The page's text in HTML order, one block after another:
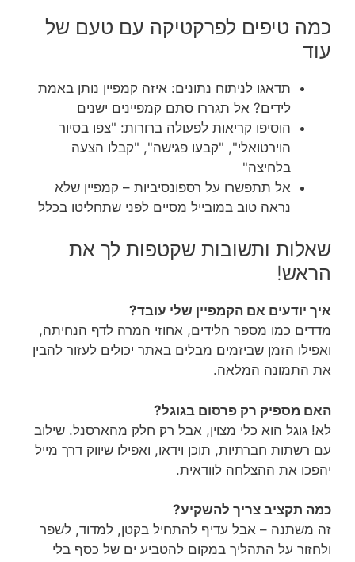
כמה טיפים לפרקטיקה עם טעם של
עוד
תדאגו לניתוח נתונים: איזה קמפיין נותן באמת
לידים? אל תגררו סתם קמפיינים ישנים
הוסיפו קריאות לפעולה ברורות: "צפו בסיור
הוירטואלי", "קבעו פגישה", "קבלו הצעה
בלחיצה"
אל תתפשרו על רספונסיביות – קמפיין שלא
נראה טוב במובייל מסיים לפני שתחליטו בכלל
שאלות ותשובות שקטפות לך את
הראש!
איך יודעים אם הקמפיין שלי עובד?
מדדים כמו מספר הלידים, אחוזי המרה לדף הנחיתה,
ואפילו הזמן שביזמים מבלים באתר יכולים לעזור להבין
את התמונה המלאה.
האם מספיק רק פרסום בגוגל?
לא! גוגל הוא כלי מצוין, אבל רק חלק מהארסנל. שילוב
עם רשתות חברתיות, תוכן וידאו, ואפילו שיווק דרך מייל
יהפכו את ההצלחה לוודאית.
כמה תקציב צריך להשקיע?
זה משתנה – אבל עדיף להתחיל בקטן, למדוד, לשפר
ולחזור על התהליך במקום להטביע ים של כסף בלי